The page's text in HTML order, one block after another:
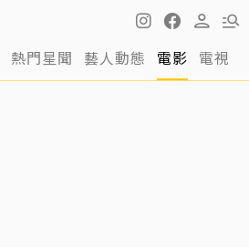
熱門星聞 藝人動態 電影 電視